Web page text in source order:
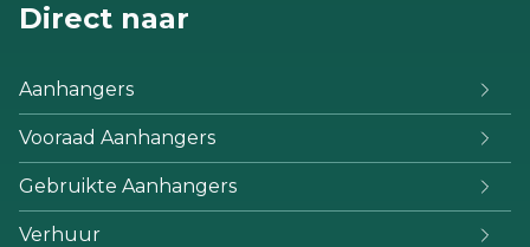
Direct naar
Aanhangers
Vooraad Aanhangers
Gebruikte Aanhangers
Verhuur